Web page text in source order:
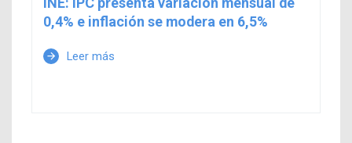
0,4% e inflación se modera en 6,5%
arrow_forward Leer más